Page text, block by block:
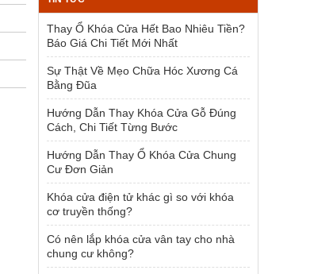
1.500.000 ₫.
Thay Ổ Khóa Cửa Hết Bao Nhiêu Tiền?
Báo Giá Chi Tiết Mới Nhất
Sự Thật Về Mẹo Chữa Hóc Xương Cá
Bằng Đũa
Hướng Dẫn Thay Khóa Cửa Gỗ Đúng
Cách, Chi Tiết Từng Bước
Hướng Dẫn Thay Ổ Khóa Cửa Chung
Cư Đơn Giản
Khóa cửa điện tử khác gì so với khóa
cơ truyền thống?
Có nên lắp khóa cửa vân tay cho nhà
chung cư không?